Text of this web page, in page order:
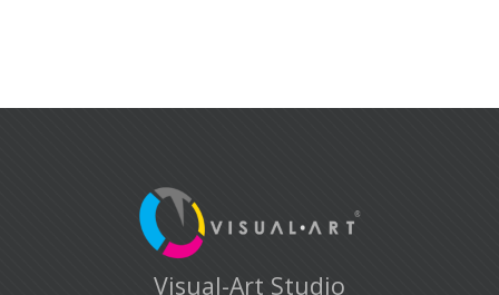
Visual-Art Studio